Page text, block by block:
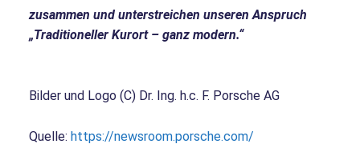
zusammen und unterstreichen unseren Anspruch
„Traditioneller Kurort – ganz modern.“
Bilder und Logo (C) Dr. Ing. h.c. F. Porsche AG
Quelle: https://newsroom.porsche.com/